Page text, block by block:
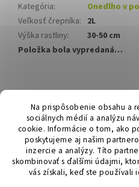
Na prispôsobenie obsahu a
sociálnych médií a analýzu
cookie. Informácie o tom, ako
poskytujeme aj našim
inzercie a analýzy. Títo
skombinovať s ďalšími údajmi,
vás získali, keď ste používali
Kategória:
Onedlho v
Veľkosť črepníka: 2L
Výška rastliny:
30-50 cm
Položka bola vypredaná…
á